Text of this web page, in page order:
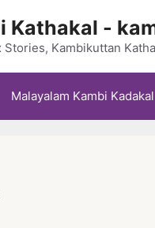
Kathakal -
Stories, Kambikuttan
Malayalam Kambi Kadakal